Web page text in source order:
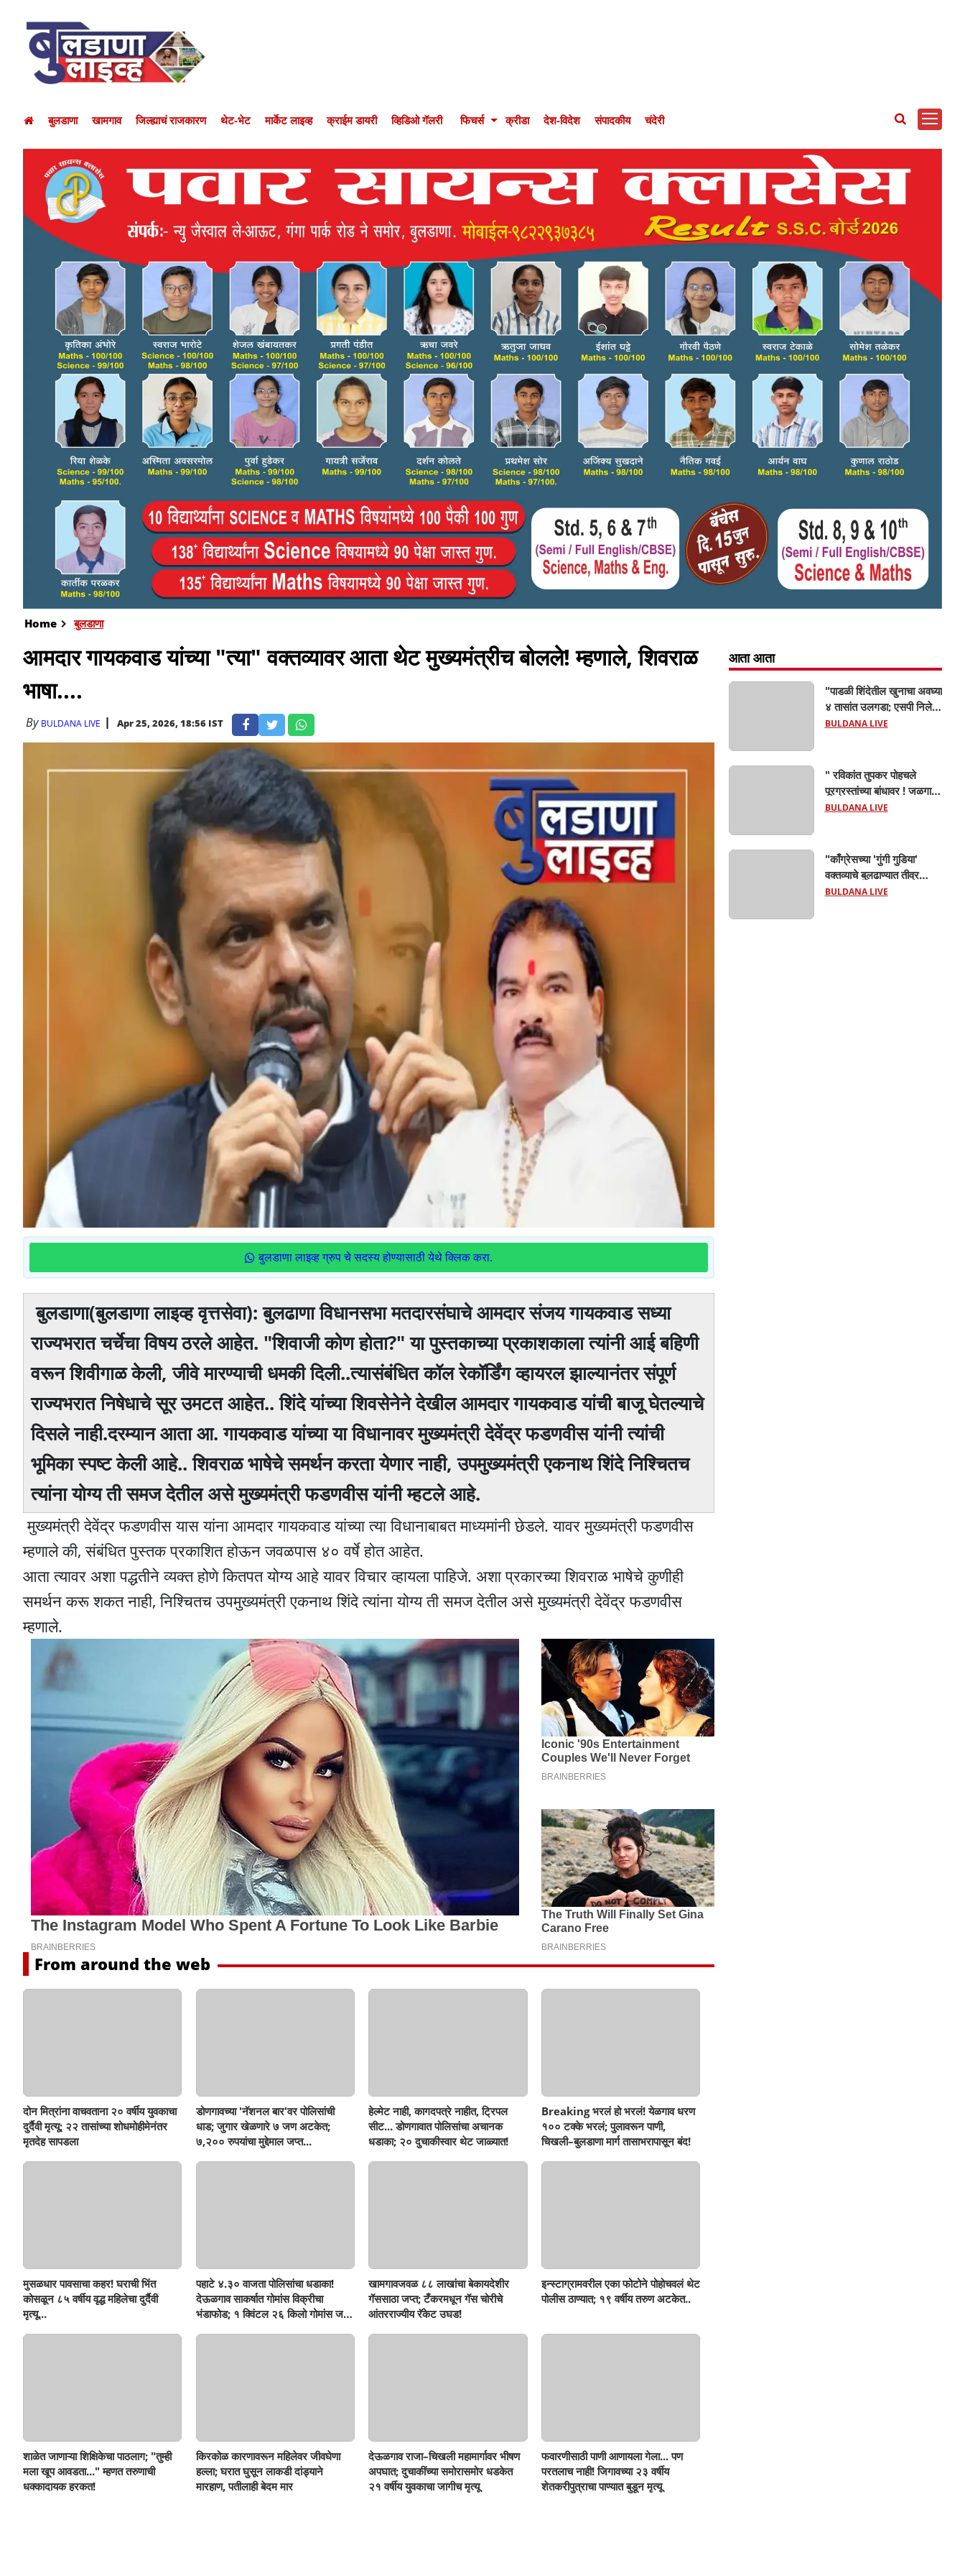
बुलडाणा खामगाव जिल्ह्याचं राजकारण थेट-भेट मार्केट लाइव्ह क्राईम डायरी व्हिडिओ गॅलरी फिचर्स क्रीडा देश-विदेश संपादकीय चंदेरी
Home बुलडाणा
आमदार गायकवाड यांच्या "त्या" वक्तव्यावर आता थेट मुख्यमंत्रीच बोलले! म्हणाले, शिवराळ
भाषा....
By BULDANA LIVE Apr 25, 2026, 18:56 IST
बुलडाणा लाइव्ह ग्रुप चे सदस्य होण्यासाठी येथे क्लिक करा.
बुलडाणा(बुलडाणा लाइव्ह वृत्तसेवा): बुलढाणा विधानसभा मतदारसंघाचे आमदार संजय गायकवाड सध्या
राज्यभरात चर्चेचा विषय ठरले आहेत. "शिवाजी कोण होता?" या पुस्तकाच्या प्रकाशकाला त्यांनी आई बहिणी
वरून शिवीगाळ केली, जीवे मारण्याची धमकी दिली..त्यासंबंधित कॉल रेकॉर्डिंग व्हायरल झाल्यानंतर संपूर्ण
राज्यभरात निषेधाचे सूर उमटत आहेत.. शिंदे यांच्या शिवसेनेने देखील आमदार गायकवाड यांची बाजू घेतल्याचे
दिसले नाही.दरम्यान आता आ. गायकवाड यांच्या या विधानावर मुख्यमंत्री देवेंद्र फडणवीस यांनी त्यांची
भूमिका स्पष्ट केली आहे.. शिवराळ भाषेचे समर्थन करता येणार नाही, उपमुख्यमंत्री एकनाथ शिंदे निश्चितच
त्यांना योग्य ती समज देतील असे मुख्यमंत्री फडणवीस यांनी म्हटले आहे.
मुख्यमंत्री देवेंद्र फडणवीस यास यांना आमदार गायकवाड यांच्या त्या विधानाबाबत माध्यमांनी छेडले. यावर मुख्यमंत्री फडणवीस
म्हणाले की, संबंधित पुस्तक प्रकाशित होऊन जवळपास ४० वर्षे होत आहेत.
आता त्यावर अशा पद्धतीने व्यक्त होणे कितपत योग्य आहे यावर विचार व्हायला पाहिजे. अशा प्रकारच्या शिवराळ भाषेचे कुणीही
समर्थन करू शकत नाही, निश्चितच उपमुख्यमंत्री एकनाथ शिंदे त्यांना योग्य ती समज देतील असे मुख्यमंत्री देवेंद्र फडणवीस
म्हणाले.
From around the web
दोन मित्रांना वाचवताना २० वर्षीय युवकाचा
दुर्दैवी मृत्यू; २२ तासांच्या शोधमोहीमेनंतर
मृतदेह सापडला
डोणगावच्या 'नॅशनल बार'वर पोलिसांची
धाड; जुगार खेळणारे ७ जण अटकेत;
७,२०० रुपयांचा मुद्देमाल जप्त...
हेल्मेट नाही, कागदपत्रे नाहीत, ट्रिपल
सीट... डोणगावात पोलिसांचा अचानक
धडाका; २० दुचाकीस्वार थेट जाळ्यात!
Breaking भरलं हो भरलं! येळगाव धरण
१०० टक्के भरलं; पुलावरून पाणी,
चिखली–बुलडाणा मार्ग तासाभरापासून बंद!
मुसळधार पावसाचा कहर! घराची भिंत
कोसळून ८५ वर्षीय वृद्ध महिलेचा दुर्दैवी
मृत्यू...
पहाटे ४.३० वाजता पोलिसांचा धडाका!
देऊळगाव साकर्षात गोमांस विक्रीचा
भंडाफोड; १ क्विंटल २६ किलो गोमांस जप्त,
खामगावजवळ ८८ लाखांचा बेकायदेशीर
गॅससाठा जप्त; टँकरमधून गॅस चोरीचे
आंतरराज्यीय रॅकेट उघड!
इन्स्टाग्रामवरील एका फोटोने पोहोचवलं थेट
पोलीस ठाण्यात; १९ वर्षीय तरुण अटकेत..
शाळेत जाणाऱ्या शिक्षिकेचा पाठलाग; "तुम्ही
मला खूप आवडता..." म्हणत तरुणाची
धक्कादायक हरकत!
किरकोळ कारणावरून महिलेवर जीवघेणा
हल्ला; घरात घुसून लाकडी दांड्याने
मारहाण, पतीलाही बेदम मार
देऊळगाव राजा–चिखली महामार्गावर भीषण
अपघात; दुचाकींच्या समोरासमोर धडकेत
२१ वर्षीय युवकाचा जागीच मृत्यू
फवारणीसाठी पाणी आणायला गेला... पण
परतलाच नाही! जिगावच्या २३ वर्षीय
शेतकरीपुत्राचा पाण्यात बुडून मृत्यू
आता आता
"पाडळी शिंदेतील खुनाचा अवघ्या
४ तासांत उलगडा; एसपी निलेश
तांबे यांच्या मार्गदर्शनाखाली
BULDANA LIVE
" रविकांत तुपकर पोहचले
पूरग्रस्तांच्या बांधावर ! जळगाव
जामोद तालुक्यात केला १५
दाखवण्याचे आदेश कुणाचे?
BULDANA LIVE
"काँग्रेसच्या 'गुंगी गुडिया'
वक्तव्याचे बुलढाण्यात तीव्र
पडसाद! राष्ट्रवादी अजित पवार
BULDANA LIVE